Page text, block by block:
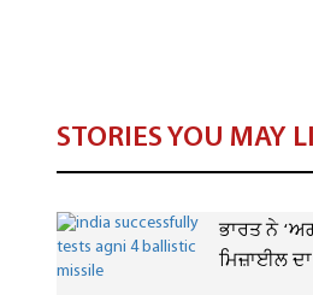
STORIES YOU MAY
ਭਾਰਤ ਨੇ
ਮਿਜ਼ਾਈਲ